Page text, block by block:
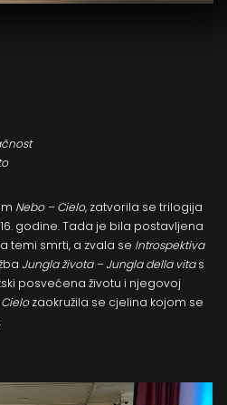
Nebo – Cielo, zatvorila se trilogija
godine. Tada je bila postavljena
temi smrti, a zvala se Introspektiva
Jungla života – Jungla della vitas
posvećena životu i njegovoj
zaokružila se cjelina kojom se